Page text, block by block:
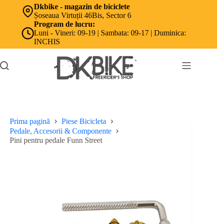
Dkbike - magazin de biciclete
Șoseaua Virtuții 46Bis, Sector 6
Program de lucru:
Luni - Vineri: 09-19 | Sambata: 09-17 | Duminica:
INCHIS
Prima pagină
Piese Bicicleta
Pedale, Accesorii & Componente
Pini pentru pedale Funn Street